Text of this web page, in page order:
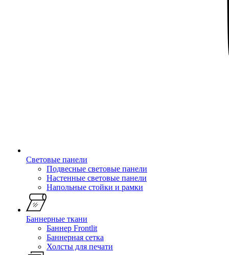
Световые панели
Подвесные световые панели
Настенные световые панели
Напольные стойки и рамки
Баннерные ткани
Баннер Frontlit
Баннерная сетка
Холсты для печати